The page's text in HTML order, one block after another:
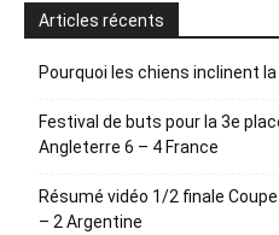
Articles récents
Pourquoi les chiens inclinent
Festival de buts pour la 3e
Angleterre 6 – 4 France
Résumé vidéo 1/2 finale
– 2 Argentine